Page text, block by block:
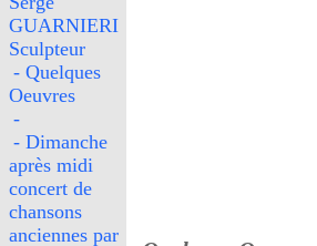
GUARNIERI
Sculpteur
- Quelques
Oeuvres
-
- Dimanche
après midi
concert de
chansons
anciennes par